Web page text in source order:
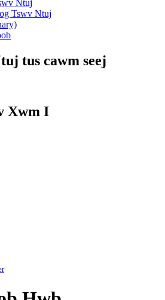
Ntuj
Tswv Ntuj
tus cawm seej
Xwm I